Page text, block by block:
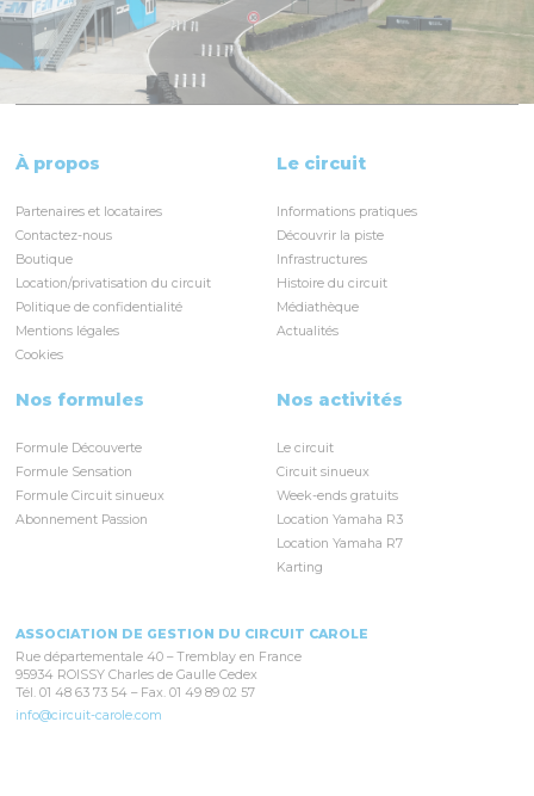
À propos
Partenaires et locataires
Contactez-nous
Boutique
Location/privatisation du circuit
Politique de confidentialité
Mentions légales
Cookies
Le circuit
Informations pratiques
Découvrir la piste
Infrastructures
Histoire du circuit
Médiathèque
Actualités
Nos formules
Formule Découverte
Formule Sensation
Formule Circuit sinueux
Abonnement Passion
Nos activités
Le circuit
Circuit sinueux
Week-ends gratuits
Location Yamaha R3
Location Yamaha R7
Karting
ASSOCIATION DE GESTION DU CIRCUIT CAROLE
Rue départementale 40 – Tremblay en France
95934 ROISSY Charles de Gaulle Cedex
Tél. 01 48 63 73 54 – Fax. 01 49 89 02 57
info@circuit-carole.com